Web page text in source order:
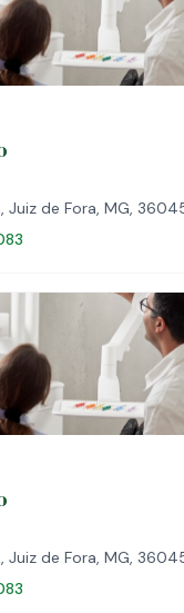
Juiz de Fora, MG,
Juiz de Fora, MG,